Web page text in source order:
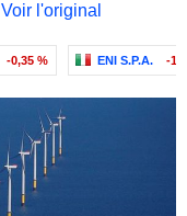
Voir l'original
-0,35 % ENI S.P.A. -